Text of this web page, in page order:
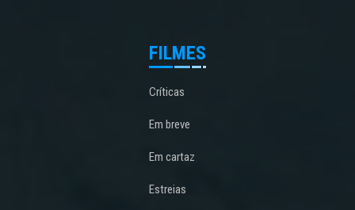
FILMES
Críticas
Em breve
Em cartaz
Estreias